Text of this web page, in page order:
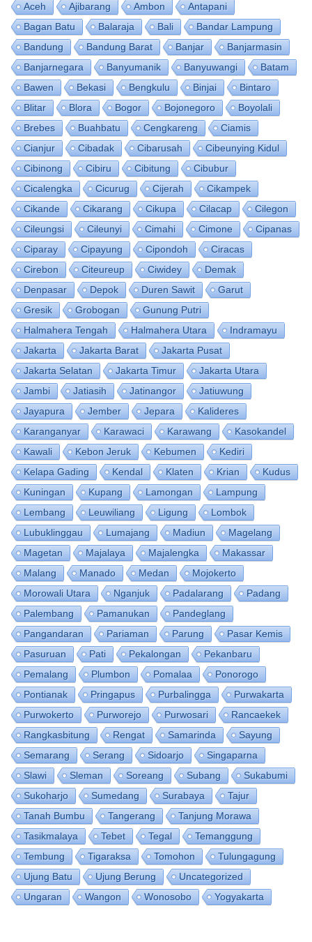
Aceh Ajibarang Ambon
Antapani
Bagan Batu
Balaraja Bali
Bandar Lampung
Bandung
Bandung Barat Banjar
Banjarmasin
Banjarnegara
Banyumanik Banyuwangi
Batam
Bawen
Bekasi Bengkulu Binjai
Bintaro
Blitar
Blora Bogor Bojonegoro
Boyolali
Brebes
Buahbatu Cengkareng
Ciamis
Cianjur
Cibadak Cibarusah
Cibeunying Kidul
Cibinong
Cibiru Cibitung
Cibubur
Cicalengka
Cicurug Cijerah
Cikampek
Cikande
Cikarang Cikupa Cilacap
Cilegon
Cileungsi
Cileunyi Cimahi Cimone
Cipanas
Ciparay
Cipayung Cipondoh
Ciracas
Cirebon
Citeureup Ciwidey
Demak
Denpasar
Depok Duren Sawit
Garut
Gresik
Grobogan
Gunung Putri
Halmahera Tengah
Halmahera Utara
Indramayu
Jakarta
Jakarta Barat
Jakarta Pusat
Jakarta Selatan
Jakarta Timur
Jakarta Utara
Jambi
Jatiasih Jatinangor
Jatiuwung
Jayapura
Jember Jepara
Kalideres
Karanganyar
Karawaci Karawang
Kasokandel
Kawali
Kebon Jeruk Kebumen
Kediri
Kelapa Gading
Kendal Klaten Krian
Kudus
Kuningan
Kupang Lamongan
Lampung
Lembang
Leuwiliang Ligung
Lombok
Lubuklinggau
Lumajang Madiun
Magelang
Magetan
Majalaya Majalengka
Makassar
Malang
Manado Medan
Mojokerto
Morowali Utara
Nganjuk Padalarang
Padang
Palembang
Pamanukan
Pandeglang
Pangandaran
Pariaman Parung
Pasar Kemis
Pasuruan
Pati Pekalongan
Pekanbaru
Pemalang
Plumbon Pomalaa
Ponorogo
Pontianak
Pringapus Purbalingga
Purwakarta
Purwokerto
Purworejo Purwosari
Rancaekek
Rangkasbitung
Rengat Samarinda
Sayung
Semarang
Serang Sidoarjo
Singaparna
Slawi
Sleman Soreang Subang
Sukabumi
Sukoharjo
Sumedang Surabaya
Tajur
Tanah Bumbu
Tangerang
Tanjung Morawa
Tasikmalaya
Tebet Tegal
Temanggung
Tembung
Tigaraksa Tomohon
Tulungagung
Ujung Batu
Ujung Berung
Uncategorized
Ungaran
Wangon Wonosobo Yogyakarta